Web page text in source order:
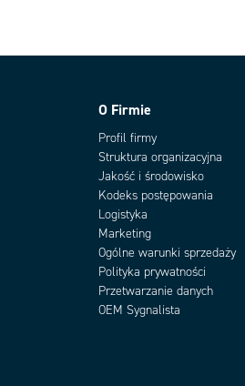
O Firmie
Profil firmy
Struktura organizacyjna
Jakość i środowisko
Kodeks postępowania
Logistyka
Marketing
Ogólne warunki sprzedaży
Polityka prywatności
Przetwarzanie danych
OEM Sygnalista